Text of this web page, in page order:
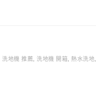
洗地機 推薦, 洗地機 開箱, 熱水洗地,